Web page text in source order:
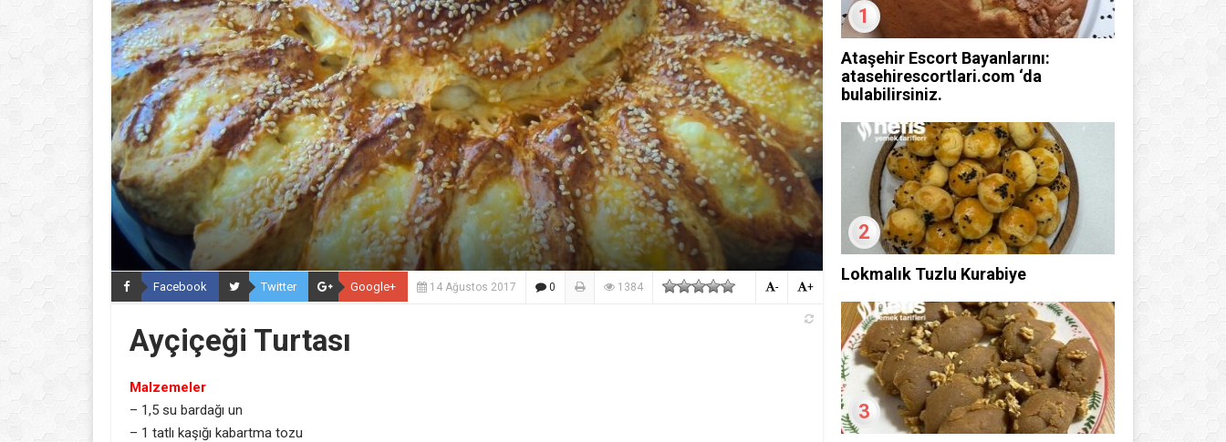
Facebook Twitter Google+ 14 Ağustos 2017 0 1384 +
-
Ayçiçeği Turtası
Malzemeler
– 1,5 su bardağı un
– 1 tatlı kaşığı kabartma tozu
1
Ataşehir Escort Bayanlarını:
atasehirescortlari.com ‘da
bulabilirsiniz.
2
Lokmalık Tuzlu Kurabiye
3